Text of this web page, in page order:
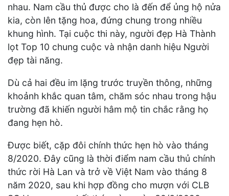
nhau. Nam cầu thủ được cho là đến để ủng hộ nửa
kia, còn lên tặng hoa, đứng chung trong nhiều
khung hình. Tại cuộc thi này, người đẹp Hà Thành
lọt Top 10 chung cuộc và nhận danh hiệu Người
đẹp tài năng.
Dù cả hai đều im lặng trước truyền thông, những
khoảnh khắc quan tâm, chăm sóc nhau trong hậu
trường đã khiến người hâm mộ tin chắc rằng họ
đang hẹn hò.
Được biết, cặp đôi chính thức hẹn hò vào tháng
8/2020. Đây cũng là thời điểm nam cầu thủ chính
thức rời Hà Lan và trở về Việt Nam vào tháng 8
năm 2020, sau khi hợp đồng cho mượn với CLB